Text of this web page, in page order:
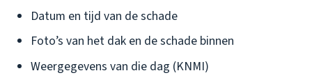
Datum en tijd van de schade
Foto’s van het dak en de schade binnen
Weergegevens van die dag (KNMI)